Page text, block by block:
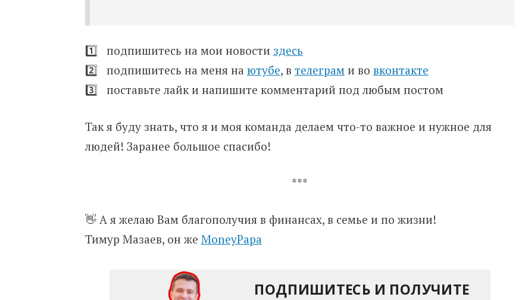
1️⃣ подпишитесь на мои новости здесь
2️⃣ подпишитесь на меня на ютубе, в телеграми во вконтакте
3️⃣ поставьте лайк и напишите комментарий под любым постом
Так я буду знать, что я и моя команда делаем что-то важное и нужное для
людей! Заранее большое спасибо!
***
👋 А я желаю Вам благополучия в финансах, в семье и по жизни!
Тимур Мазаев, он же MoneyPapa
ПОДПИШИТЕСЬ И ПОЛУЧИТЕ